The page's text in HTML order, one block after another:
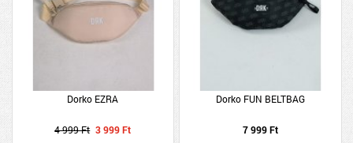
Dorko EZRA
4 999 Ft 3 999 Ft
Dorko FUN BELTBAG
7 999 Ft